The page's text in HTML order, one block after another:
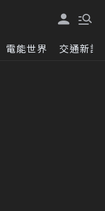
電能世界 交通新訊